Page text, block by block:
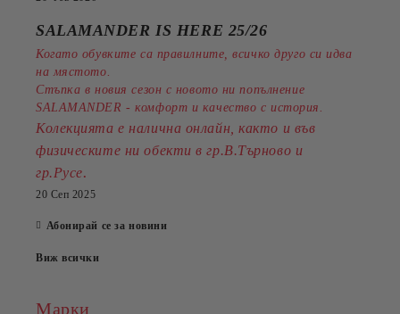
SALAMANDER IS HERE 25/26
Когато обувките са правилните, всичко друго си идва
на мястото.
Стъпка в новия сезон с новото ни попълнение
SALAMANDER - комфорт и качество с история.
Колекцията е налична онлайн, както и във
физическите ни обекти в гр.В.Търново и
гр.Русе.
20 Сеп 2025
Абонирай се за новини
Виж всички
Марки